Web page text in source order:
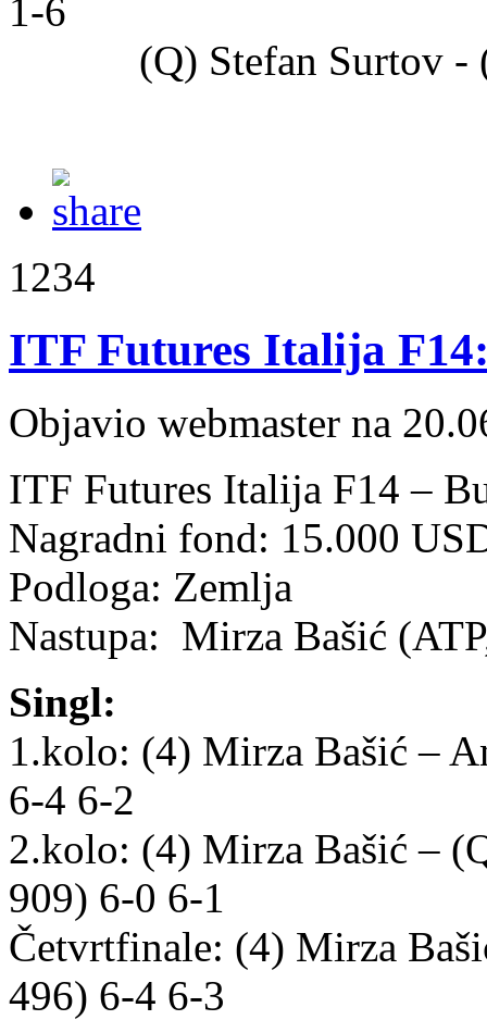
1-6
(Q) Stefan Surtov -
1234
ITF Futures Italija
Objavio webmaster na
ITF Futures Italija F14 –
Nagradni fond: 15.000
Podloga: Zemlja
Nastupa: Mirza Bašić
Singl:
1.kolo: (4) Mirza Bašić –
6-4 6-2
2.kolo: (4) Mirza Bašić –
909) 6-0 6-1
Četvrtfinale: (4) Mirza
496) 6-4 6-3